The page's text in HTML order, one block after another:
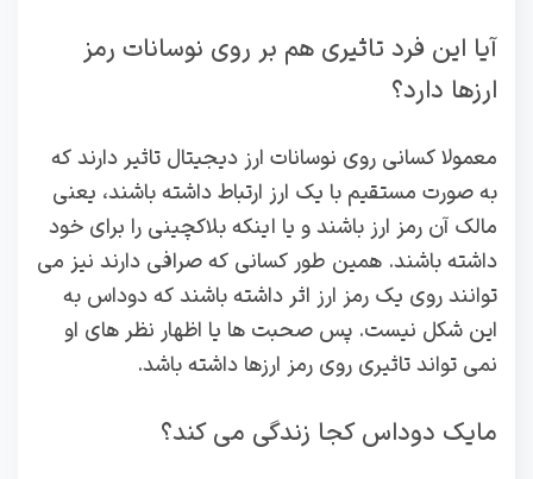
آیا این فرد تاثیری هم بر روی نوسانات رمز
ارزها دارد؟
معمولا کسانی روی نوسانات ارز دیجیتال تاثیر دارند که
به صورت مستقیم با یک ارز ارتباط داشته باشند، یعنی
مالک آن رمز ارز باشند و یا اینکه بلاکچینی را برای خود
داشته باشند. همین طور کسانی که صرافی دارند نیز می
توانند روی یک رمز ارز اثر داشته باشند که دوداس به
این شکل نیست. پس صحبت ها یا اظهار نظر های او
نمی تواند تاثیری روی رمز ارزها داشته باشد.
مایک دوداس کجا زندگی می کند؟